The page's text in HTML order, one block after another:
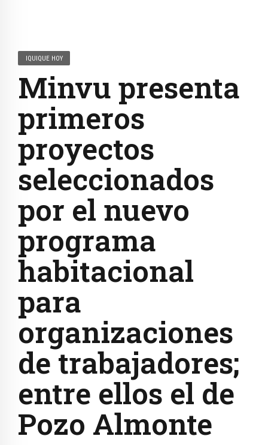
IQUIQUE HOY
Minvu presenta
primeros
proyectos
seleccionados
por el nuevo
programa
habitacional
para
organizaciones
de trabajadores;
entre ellos el de
Pozo Almonte